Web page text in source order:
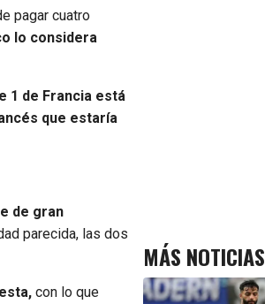
pagar cuatro
lo considera
1 de Francia está
que estaría
de gran
parecida, las dos
con lo que
MÁS NOTICIAS